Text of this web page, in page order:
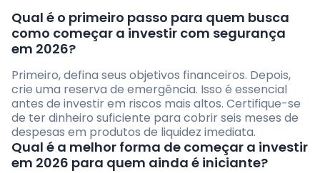
Qual é o primeiro passo para quem busca
como começar a investir com segurança
em 2026?
Primeiro, defina seus objetivos financeiros. Depois,
crie uma reserva de emergência. Isso é essencial
antes de investir em riscos mais altos. Certifique-se
de ter dinheiro suficiente para cobrir seis meses de
despesas em produtos de liquidez imediata.
Qual é a melhor forma de começar a investir
em 2026 para quem ainda é iniciante?